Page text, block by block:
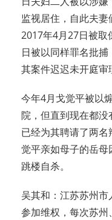
监视居住，自此夫
2017年4月27日被取
日被以同样罪名批捕
其案件迟迟未开庭审
今年4月戈觉平被以
院，但直到现在都
已经为其聘请了两
觉平亲如母子的岳
跳楼自杀。
吴其和：江苏苏州
参加维权，每次苏